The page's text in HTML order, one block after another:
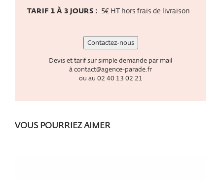
TARIF 1 À 3 JOURS : 5€ HT hors frais de livraison
Contactez-nous
Devis et tarif sur simple demande par mail
àcontact@agence-parade.fr
ou au 02 40 13 02 21
VOUS POURRIEZ AIMER